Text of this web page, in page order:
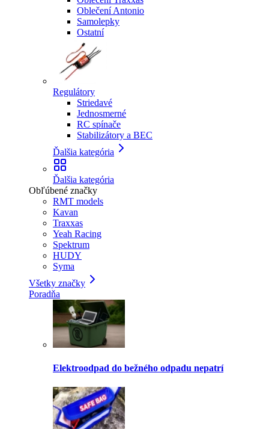
Oblečení Antonio
Samolepky
Ostatní
Regulátory
Striedavé
Jednosmerné
RC spínače
Stabilizátory a BEC
Ďalšia kategória
Ďalšia kategória
Obľúbené značky
RMT models
Kavan
Traxxas
Yeah Racing
Spektrum
HUDY
Syma
Všetky značky
Poradňa
Elektroodpad do bežného odpadu nepatrí